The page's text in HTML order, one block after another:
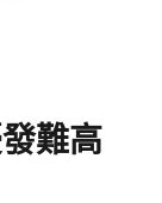
難高